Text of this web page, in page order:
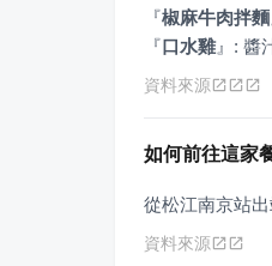
『椒麻牛肉拌麵
『口水雞』 : 醬
資料來源
如何前往這家
從松江南京站出
資料來源